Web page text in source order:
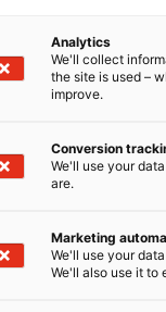
vuotta
heidän
julkistetaan
Analytics
We'll collect
the site is used –
improve.
Conversion
We'll use your
are.
Marketing
We'll use your
We'll also use it to